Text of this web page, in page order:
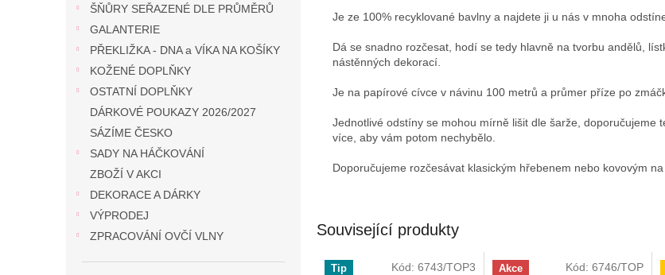
ŠŇŮRY SEŘAZENÉ DLE PRŮMĚRŮ
GALANTERIE
PŘEKLIŽKA - DNA a VÍKA NA KOŠÍKY
KOŽENÉ DOPLŇKY
OSTATNÍ DOPLŇKY
DÁRKOVÉ POUKAZY 2026/2027
SÁZÍME ČESKO
SADY NA HÁČKOVÁNÍ
ZBOŽÍ V AKCI
DEKORACE A DÁRKY
VÝPRODEJ
ZPRACOVÁNÍ OVČÍ VLNY
Je ze 100% recyklované bavlny a najdete ji u nás v mnoha
Dá se snadno rozčesat, hodí se tedy hlavně na tvorbu andělů,
nástěnných dekorací.
Je na papírové cívce v návinu 100 metrů a průmer příze po
Jednotlivé odstíny se mohou mírně lišit dle šarže, doporučujeme
více, aby vám potom nechybělo.
Doporučujeme rozčesávat klasickým hřebenem nebo kovovým
Související produkty
Tip Kód: 6743/TOP3 Akce Kód: 6746/TOP